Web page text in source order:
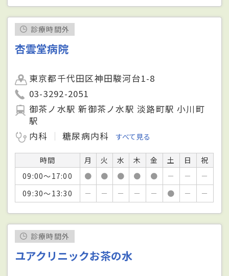
診療時間外
杏雲堂病院
東京都千代田区神田駿河台1-8
03-3292-2051
御茶ノ水駅 新御茶ノ水駅 淡路町駅 小川町
駅
内科
糖尿病内科 すべて見る
時間 月 火 水 木 金 土 日
祝
09:00～17:00
● ● ● ● ● － －
－
09:30～13:30
－ － － － － ● － －
診療時間外
ユアクリニックお茶の水